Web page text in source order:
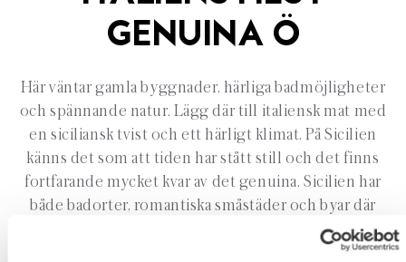
GENUINA Ö
Här väntar gamla byggnader, härliga badmöjligheter
och spännande natur. Lägg där till italiensk mat med
en siciliansk tvist och ett härligt klimat. På Sicilien
känns det som att tiden har stått still och det finns
fortfarande mycket kvar av det genuina. Sicilien har
både badorter, romantiska småstäder och byar där
byborna samlas på torget i kvällssolen.